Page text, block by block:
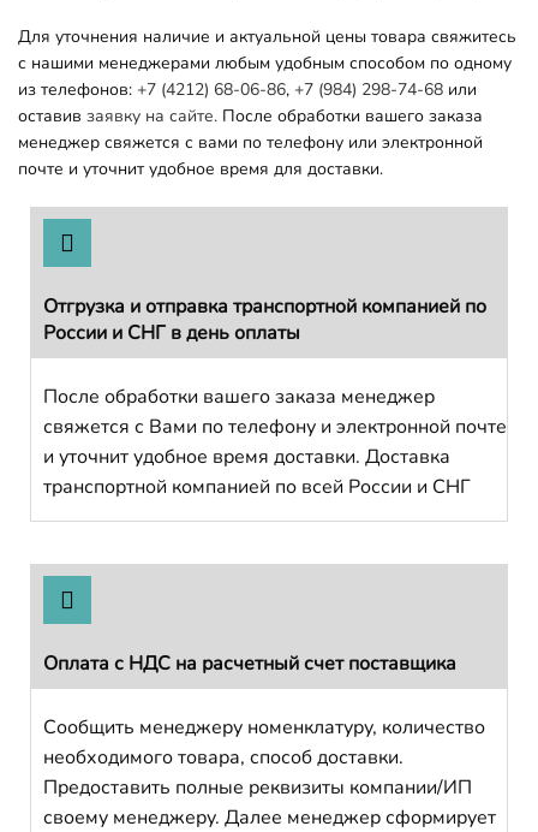
Для уточнения наличие и актуальной цены товара свяжитесь
с нашими менеджерами любым удобным способом по одному
из телефонов: +7 (4212) 68-06-86, +7 (984) 298-74-68 или
оставив заявку на сайте. После обработки вашего заказа
менеджер свяжется с вами по телефону или электронной
почте и уточнит удобное время для доставки.
Отгрузка и отправка транспортной компанией по
России и СНГ в день оплаты
После обработки вашего заказа менеджер
свяжется с Вами по телефону и электронной почте
и уточнит удобное время доставки. Доставка
транспортной компанией по всей России и СНГ
Оплата с НДС на расчетный счет поставщика
Сообщить менеджеру номенклатуру, количество
необходимого товара, способ доставки.
Предоставить полные реквизиты компании/ИП
своему менеджеру. Далее менеджер сформирует